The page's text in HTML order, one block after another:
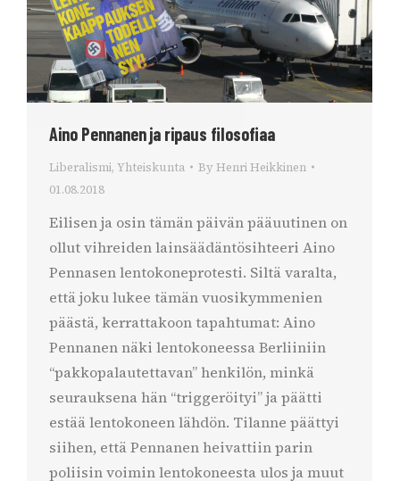
Aino Pennanen ja ripaus filosofiaa
Liberalismi, Yhteiskunta By Henri Heikkinen
01.08.2018
Eilisen ja osin tämän päivän pääuutinen on
ollut vihreiden lainsäädäntösihteeri Aino
Pennasen lentokoneprotesti. Siltä varalta,
että joku lukee tämän vuosikymmenien
päästä, kerrattakoon tapahtumat: Aino
Pennanen näki lentokoneessa Berliiniin
“pakkopalautettavan” henkilön, minkä
seurauksena hän “triggeröityi” ja päätti
estää lentokoneen lähdön. Tilanne päättyi
siihen, että Pennanen heivattiin parin
poliisin voimin lentokoneesta ulos ja muut